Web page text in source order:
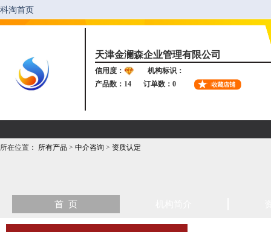
天津金澜森企业管理有限公司
信用度：
机构标识：
产品数：14
订单数：0
首 页
所在位置： 所有产品 > 中介咨询 > 资质认定